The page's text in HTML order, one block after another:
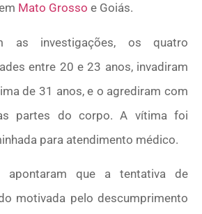
Mato Grosso e Goiás.
as investigações, os quatro
entre 20 e 23 anos, invadiram
de 31 anos, e o agrediram com
partes do corpo. A vítima foi
para atendimento médico.
apontaram que a tentativa de
motivada pelo descumprimento